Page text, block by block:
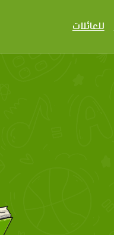
للعائلات